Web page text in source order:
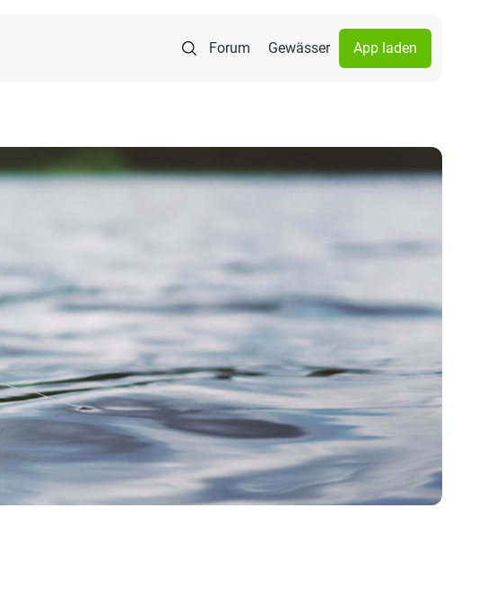
Forum Gewässer App laden